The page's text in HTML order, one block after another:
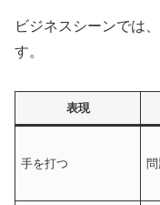
ビジネスシーンでは
す。
表現
手を打つ